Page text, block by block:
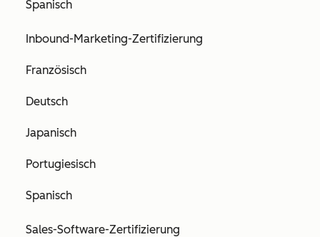
Spanisch
Inbound-Marketing-Zertifizierung
Französisch
Deutsch
Japanisch
Portugiesisch
Spanisch
Sales-Software-Zertifizierung